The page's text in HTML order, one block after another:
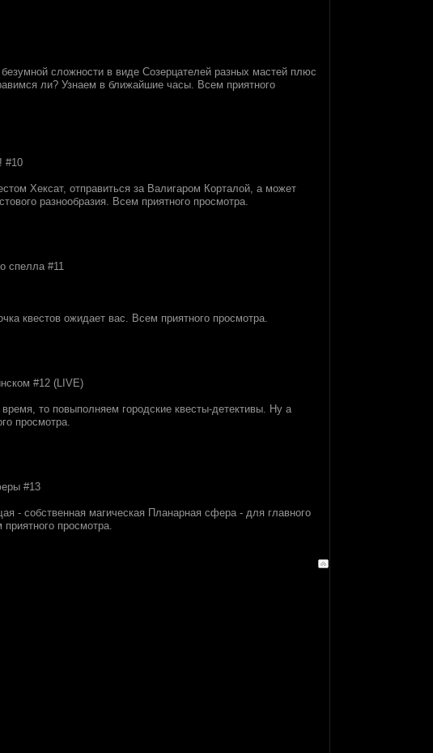
сложности в виде Созерцателей разных мастей плюс
ли? Узнаем в ближайшие часы. Всем приятного
#10
Хексат, отправиться за Валигаром Корталой, а может
разнообразия. Всем приятного просмотра.
спелла #11
квестов ожидает вас. Всем приятного просмотра.
#12 (LIVE)
то повыполняем городские квесты-детективы. Ну а
просмотра.
#13
- собственная магическая Планарная сфера - для главного
просмотра.